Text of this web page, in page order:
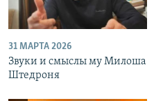
31 МАРТА 2026
Звуки и смыслы му Милоша
Штедроня